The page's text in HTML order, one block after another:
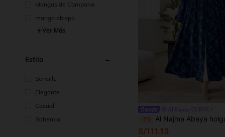
Mangas de Campana
manga obispo
Ver Más
Estilo
Sencillo
Elegante
Casual
Bohemio
-7% Al Najma Abaya holgada de talla grande con corte y unicolor, de estilo
S/111.13